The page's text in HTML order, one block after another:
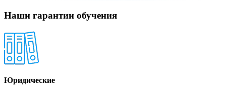
Наши гарантии обучения
Юридические